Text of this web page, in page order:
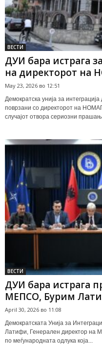
ВЕСТИ
ДУИ бара истрага
на директорот на
May 23, 2026 во 12:51
Демократска унија за
поврзани со директорот на
случајот отвора сериозни
ВЕСТИ
ДУИ бара истрага
МЕПСО, Бурим
April 30, 2026 во 11:08
Демократската Унија за
Латифи, Генерален директор на
по меѓународната одлука која...